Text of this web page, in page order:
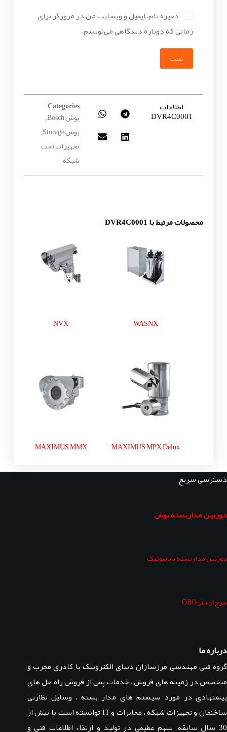
ذخیره نام، ایمیل و وبسایت من در مرورگر برای
زمانی که دوباره دیدگاهی می‌نویسم.
ثبت
اطلاعات
DVR4C0001
Categories
بوش Bosch ,
بوش Storage ,
تجهیزات تحت
شبکه
محصولات مرتبط با DVR4C0001
WASNX
NVX
MAXIMUS MPX Delux
MAXIMUS MMX
دسترسی سریع
دوربین مداربسته بوش
دوربین مداربسته پاناسونیک
سرج ارستر OBO
درباره ما
گروه فنی مهندسی مرزسازان دنیای الکترونیک با کادری مجرب و
متخصص در زمینه های فروش ، خدمات پس از فروش راه حل های
پیشنهادی در مورد سیستم های مدار بسته ، وسایل نظارتی
ساختمان و تجهیزات شبکه ، مخابرات و IT توانسته است با بیش از
30 سال سابقه، سهم عظیمی در تولید و ارتقاء اطلاعات فنی و